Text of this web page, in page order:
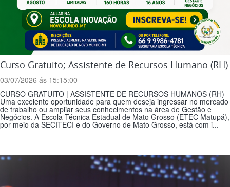
Curso Gratuito; Assistente de Recursos Humano (RH)
03/07/2026 ás 15:15:00
CURSO GRATUITO | ASSISTENTE DE RECURSOS HUMANOS (RH)
Uma excelente oportunidade para quem deseja ingressar no mercado
de trabalho ou ampliar seus conhecimentos na área de Gestão e
Negócios. A Escola Técnica Estadual de Mato Grosso (ETEC Matupá),
por meio da SECITECI e do Governo de Mato Grosso, está com i...